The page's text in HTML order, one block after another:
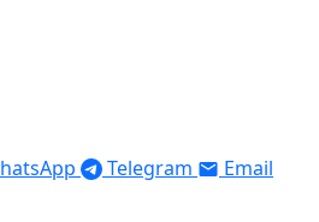
Telegram Email